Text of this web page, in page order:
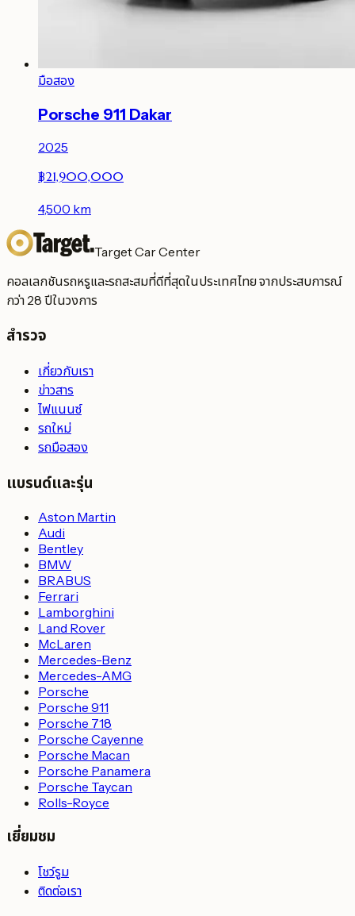
มือสอง
Porsche 911 Dakar
2025
฿21,900,000
4,500 km
Target Car Center
คอลเลกชันรถหรูและรถสะสมที่ดีที่สุดในประเทศไทย จากประสบการณ์
กว่า 28 ปีในวงการ
สำรวจ
เกี่ยวกับเรา
ข่าวสาร
ไฟแนนซ์
รถใหม่
รถมือสอง
แบรนด์และรุ่น
Aston Martin
Audi
Bentley
BMW
BRABUS
Ferrari
Lamborghini
Land Rover
McLaren
Mercedes-Benz
Mercedes-AMG
Porsche
Porsche 911
Porsche 718
Porsche Cayenne
Porsche Macan
Porsche Panamera
Porsche Taycan
Rolls-Royce
เยี่ยมชม
โชว์รูม
ติดต่อเรา